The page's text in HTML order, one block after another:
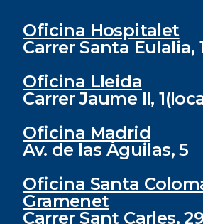
Oficina Hospitalet
Carrer Santa Eulalia,
Oficina Lleida
Carrer Jaume II,
Oficina Madrid
Av. de las Águilas, 5
Oficina Santa
Gramenet
Carrer Sant Carles, 29